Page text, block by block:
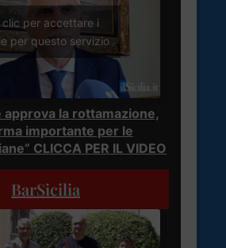
clic per accettare i
per questo servizio
approva la rottamazione,
importante per le
CLICCA PER IL VIDEO
BarSicilia